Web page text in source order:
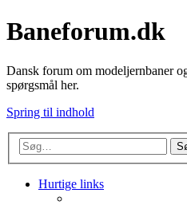
Baneforum.dk
Dansk forum om modeljernbaner
spørgsmål her.
Spring til indhold
Hurtige links